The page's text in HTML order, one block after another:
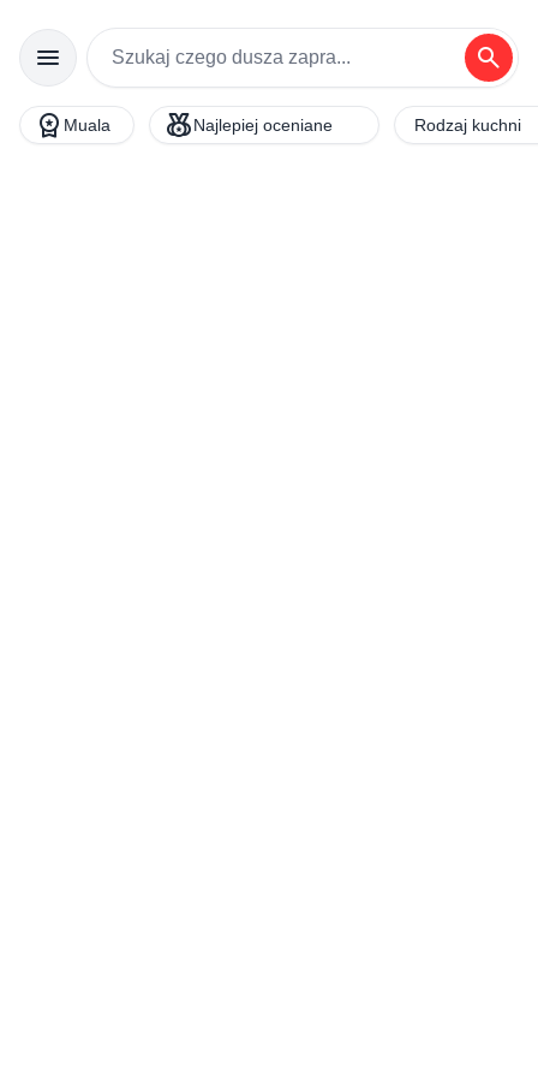
menu
search
workspace_premium Muala social_leaderboardNajlepiej oceniane Rodzaj kuchni